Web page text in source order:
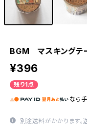
BGM マスキングテー
¥396
残り1点
なら
別途送料がかかります。